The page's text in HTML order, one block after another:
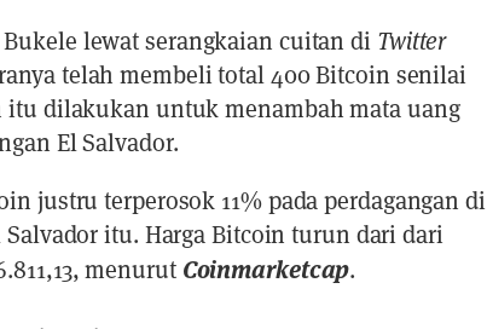
lewat serangkaian cuitan di Twitter
telah membeli total 400 Bitcoin senilai
itu dilakukan untuk menambah mata uang
El Salvador.
justru terperosok 11% pada perdagangan di
Salvador itu. Harga Bitcoin turun dari dari
menurut Coinmarketcap.